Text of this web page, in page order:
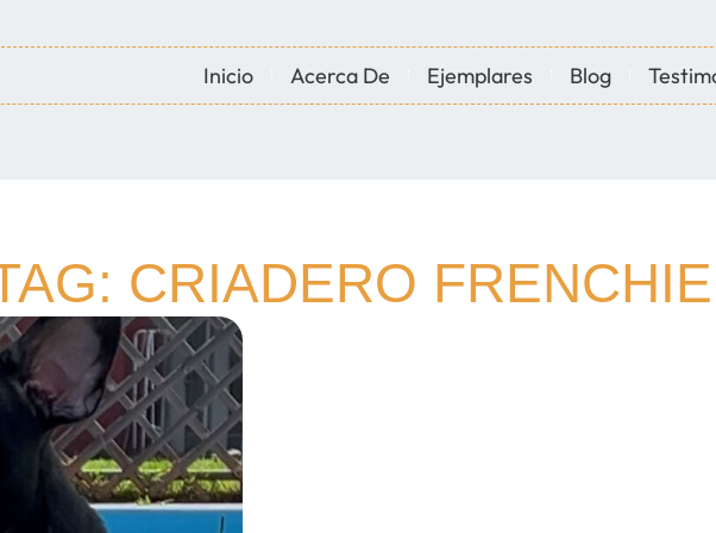
Inicio Acerca De Ejemplares Blog
CRIADERO FRENCHIE